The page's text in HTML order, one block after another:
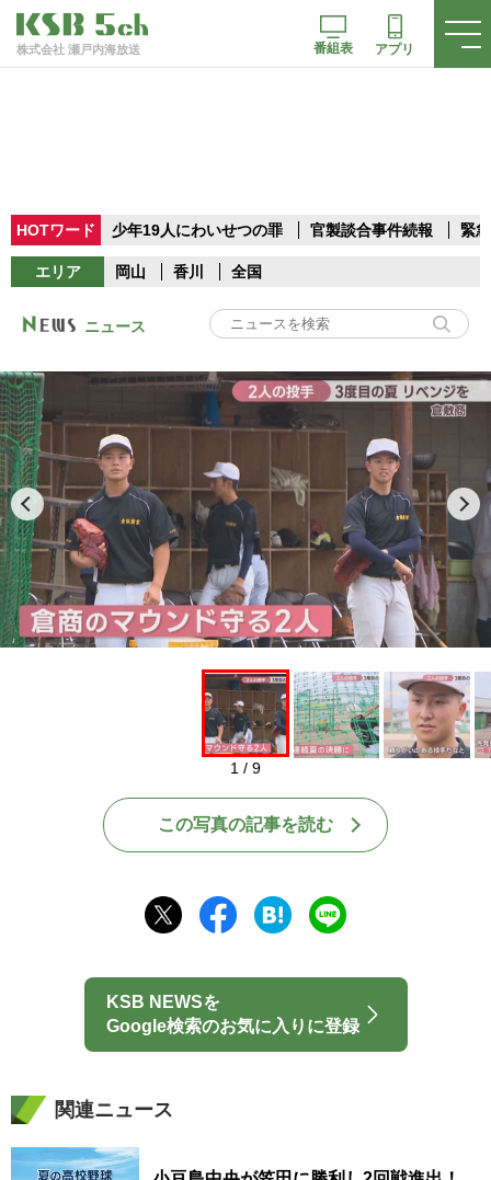
株式会社 瀬戸内海放送 番組表 アプリ
HOTワード 少年19人にわいせつの罪 官製談合事件続報 緊
エリア 岡山 香川 全国
ニュース
1 / 9
この写真の記事を読む
KSB NEWSを
Google検索のお気に入りに登録
関連ニュース